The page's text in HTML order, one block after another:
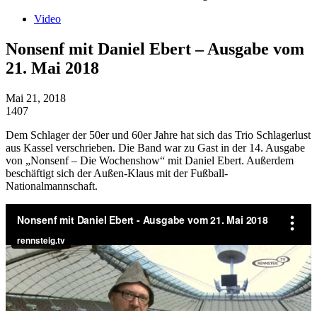
Video
Nonsenf mit Daniel Ebert – Ausgabe vom
21. Mai 2018
Mai 21, 2018
1407
Dem Schlager der 50er und 60er Jahre hat sich das Trio Schlagerlust
aus Kassel verschrieben. Die Band war zu Gast in der 14. Ausgabe
von „Nonsenf – Die Wochenshow“ mit Daniel Ebert. Außerdem
beschäftigt sich der Außen-Klaus mit der Fußball-
Nationalmannschaft.